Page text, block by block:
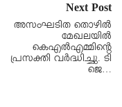
Next Post
അസംഘടിത തൊഴിൽ
മേഖലയിൽ
കെഎൽഎമ്മിന്റെ
പ്രസക്തി വർദ്ധിച്ചു. ടി
ജെ…